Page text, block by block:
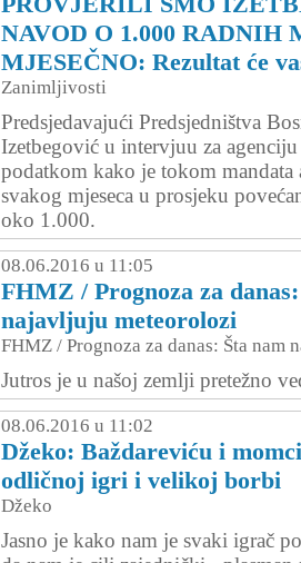
NAVOD O 1.000 RADNIH
MJESEČNO: Rezultat će
Zanimljivosti
Predsjedavajući Predsjedništva
Izetbegović u intervjuu za
podatkom kako je tokom
svakog mjeseca u prosjeku
oko 1.000.
08.06.2016 u 11:05
FHMZ / Prognoza za
najavljuju meteorolozi
FHMZ / Prognoza za danas: Šta nam
Jutros je u našoj zemlji pretežno
08.06.2016 u 11:02
Džeko: Baždareviću i
odličnoj igri i velikoj borbi
Džeko
Jasno je kako nam je svaki igrač